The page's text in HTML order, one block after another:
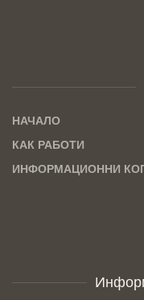
НАЧАЛО
КАК РАБОТИ
ИНФОРМАЦИОННИ